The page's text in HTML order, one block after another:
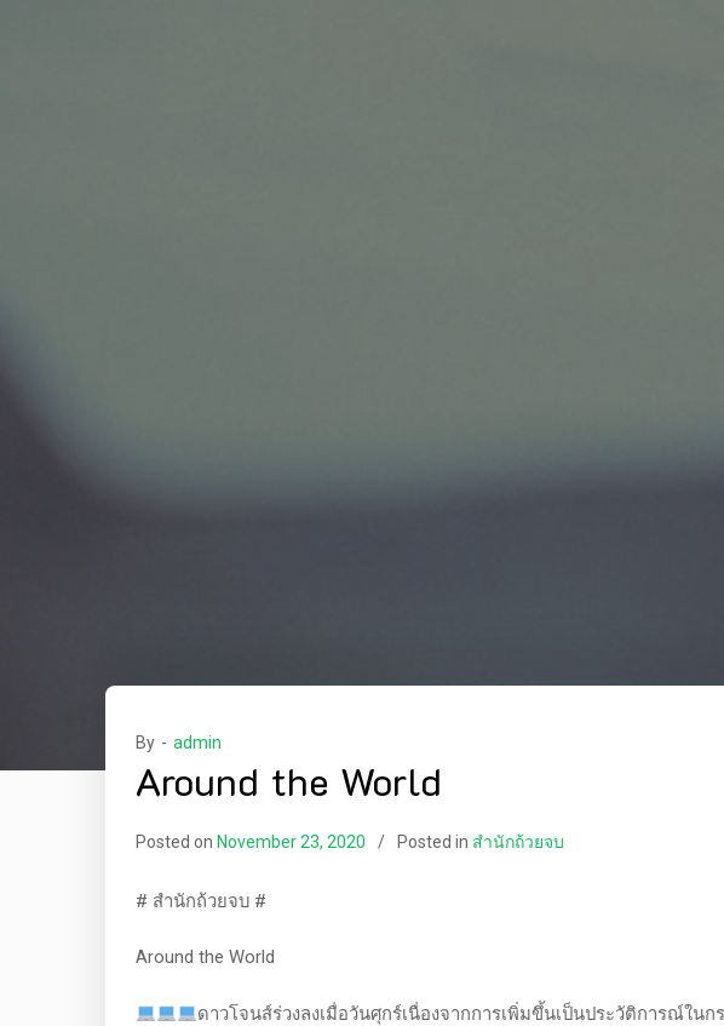
By - admin
Around the World
Posted on November 23, 2020 Posted in สำนักถ้วยจบ
# สำนักถ้วยจบ #
Around the World
ดาวโจนส์ร่วงลงเมื่อวันศุกร์เนื่องจากการเพิ่มขึ้นเป็นประวัติการณ์ใน